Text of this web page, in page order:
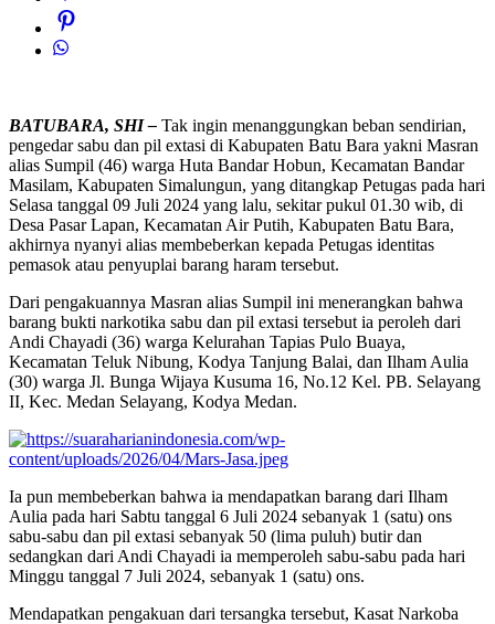
BATUBARA, SHI – Tak ingin menanggungkan beban sendirian,
pengedar sabu dan pil extasi di Kabupaten Batu Bara yakni Masran
alias Sumpil (46) warga Huta Bandar Hobun, Kecamatan Bandar
Masilam, Kabupaten Simalungun, yang ditangkap Petugas pada hari
Selasa tanggal 09 Juli 2024 yang lalu, sekitar pukul 01.30 wib, di
Desa Pasar Lapan, Kecamatan Air Putih, Kabupaten Batu Bara,
akhirnya nyanyi alias membeberkan kepada Petugas identitas
pemasok atau penyuplai barang haram tersebut.
Dari pengakuannya Masran alias Sumpil ini menerangkan bahwa
barang bukti narkotika sabu dan pil extasi tersebut ia peroleh dari
Andi Chayadi (36) warga Kelurahan Tapias Pulo Buaya,
Kecamatan Teluk Nibung, Kodya Tanjung Balai, dan Ilham Aulia
(30) warga Jl. Bunga Wijaya Kusuma 16, No.12 Kel. PB. Selayang
II, Kec. Medan Selayang, Kodya Medan.
Ia pun membeberkan bahwa ia mendapatkan barang dari Ilham
Aulia pada hari Sabtu tanggal 6 Juli 2024 sebanyak 1 (satu) ons
sabu-sabu dan pil extasi sebanyak 50 (lima puluh) butir dan
sedangkan dari Andi Chayadi ia memperoleh sabu-sabu pada hari
Minggu tanggal 7 Juli 2024, sebanyak 1 (satu) ons.
Mendapatkan pengakuan dari tersangka tersebut, Kasat Narkoba